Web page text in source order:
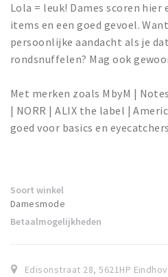
Inloggen
Lola = leuk! Dames scoren
items en een goed gevoel.
persoonlijke aandacht als je
rondsnuffelen? Mag ook
Met merken zoals MbyM |
| NORR | ALIX the label |
goed voor basics en
Soort winkel
Damesmode
Betaalmogelijkheden
Edisonstraat 28,5621HP